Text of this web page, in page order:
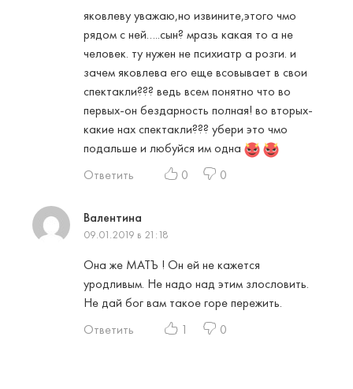
яковлеву уважаю,но извините,этого чмо
рядом с ней…..сын? мразь какая то а не
человек. ту нужен не психиатр а розги. и
зачем яковлева его еще всовывает в свои
спектакли??? ведь всем понятно что во
первых-он бездарность полная! во вторых-
какие нах спектакли??? убери это чмо
подальше и любуйся им одна
Ответить
0 0
Валентина
09.01.2019 в 21:18
Она же МАТЪ ! Он ей не кажется
уродливым. Не надо над этим злословить.
Не дай бог вам такое горе пережить.
Ответить
1 0